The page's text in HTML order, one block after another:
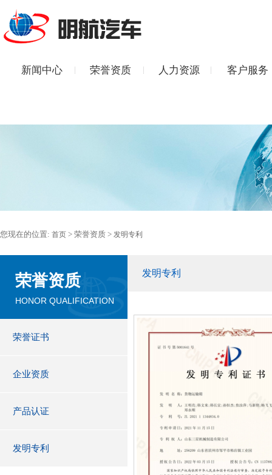
新闻中心 荣誉资质 人力资源 客户服务
您现在的位置: 首页 > 荣誉资质 > 发明专利
荣誉资质
HONOR QUALIFICATION
荣誉证书
企业资质
产品认证
发明专利
发明专利